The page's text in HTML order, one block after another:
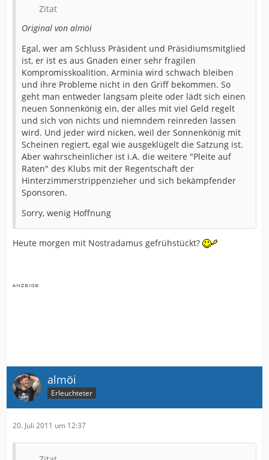
Zitat
Original von almöi
Egal, wer am Schluss Präsident und Präsidiumsmitglied
ist, er ist es aus Gnaden einer sehr fragilen
Kompromisskoalition. Arminia wird schwach bleiben
und ihre Probleme nicht in den Griff bekommen. So
geht man entweder langsam pleite oder lädt sich einen
neuen Sonnenkönig ein, der alles mit viel Geld regelt
und sich von nichts und niemndem reinreden lassen
wird. Und jeder wird nicken, weil der Sonnenkönig mit
Scheinen regiert, egal wie ausgeklügelt die Satzung ist.
Aber wahrscheinlicher ist i.A. die weitere "Pleite auf
Raten" des Klubs mit der Regentschaft der
Hinterzimmerstrippenzieher und sich bekämpfender
Sponsoren.
Sorry, wenig Hoffnung
Heute morgen mit Nostradamus gefrühstückt?
almöi
Erleuchteter
20. Juli 2011 um 12:37